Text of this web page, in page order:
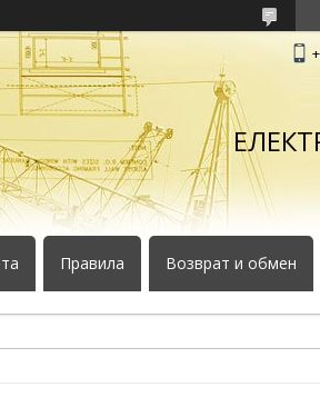
Правила Возврат и обмен